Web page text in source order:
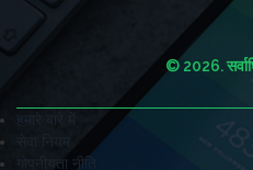
© 2026.
हमारे बारे में
सेवा नियम
गोपनीयता नीति